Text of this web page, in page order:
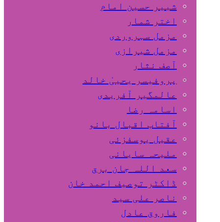
شبیر حسین امام
اختر شمار
مزمل سہروردی
مزمل شیرازی
آصف نثار
پروفیسر یحییٰ خالد
عالمگیر آفریدی
اسامہ رضا
آفتاب اقبال بانو
عقیل یوسفزئی
ملیحہ سایانی
سعد اللہ جان برق
ڈاکٹر توصیف احمد خان
ناصر علی سید
فاروق عادل